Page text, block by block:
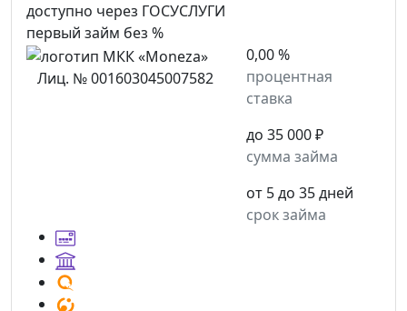
доступно через ГОСУСЛУГИ
первый займ без %
Лиц. № 001603045007582
0,00 %
процентная
ставка
до 35 000 ₽
сумма займа
от 5 до 35 дней
срок займа